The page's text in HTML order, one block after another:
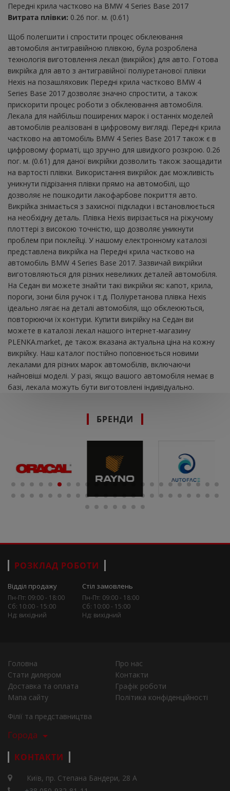
Передні крила частково на BMW 4 Series Base 2017
Витрата плівки: 0.26 пог. м. (0.61)
Щоб полегшити і спростити процес обклеювання
автомобіля антигравійною плівкою, була розроблена
технологія виготовлення лекал (викрійок) для авто. Готова
викрійка для авто з антигравійної поліуретанової плівки
Hexis на позашляховик Передні крила частково BMW 4
Series Base 2017 дозволяє значно спростити, а також
прискорити процес роботи з обклеювання автомобіля.
Лекала для найбільш поширених марок і останніх моделей
автомобілів реалізовані в цифровому вигляді. Передні крила
частково на автомобіль BMW 4 Series Base 2017 також є в
цифровому форматі, що зручно для швидкого розкрою. 0.26
пог. м. (0.61) для даної викрійки дозволить також заощадити
на вартості плівки. Використання викрійок дає можливість
уникнути підрізання плівки прямо на автомобілі, що
дозволяє не пошкодити лакофарбове покриття авто.
Викрійка знімається з захисної підкладки і встановлюється
на необхідну деталь. Плівка Hexis вирізається на ріжучому
плоттері з високою точністю, що дозволяє уникнути
проблем при поклейці. У нашому електронному каталозі
представлена ​​викрійка на Передні крила частково на
автомобіль BMW 4 Series Base 2017. Зазвичай викрійки
виготовляються для різних невеликих деталей автомобіля.
На Седан ви можете знайти такі викрійки як: капот, крила,
пороги, зони біля ручок і т.д. Поліуретанова плівка Hexis
ідеально лягає на деталі автомобіля, що обклеюються,
повторюючи їх контури. Купити викрійку на Седан ви
можете в каталозі лекал нашого інтернет-магазину
PLENKA.market, де також вказана актуальна ціна на кожну
викрійку. Наш каталог постійно поповнюється новими
лекалами для різних марок автомобілів, включаючи
найновіші моделі. У разі, якщо вашого автомобіля немає в
базі, лекала можуть бути виготовлені індивідуально.
БРЕНДИ
РОЗКЛАД РОБОТИ
Відділ продажу
Пн-Пт: 09:00 - 18:00
Сб: 10:00 - 15:00
Нд: вихідний
Стіл замовлень
Пн-Пт: 09:00 - 18:00
Сб: 10:00 - 15:00
Нд: вихідний
Головна
Про нас
Стати дилером
Контакти
Доставка та оплата
Графік роботи
Мапа сайту
Політика конфіденційності
Філії та представництва
Города
КОНТАКТИ
Київ, пр. Степана Бандери, 28 А